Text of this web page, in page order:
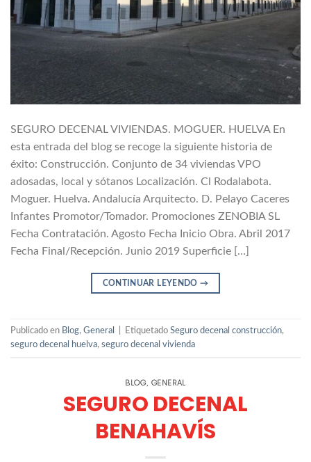
SEGURO DECENAL VIVIENDAS. MOGUER. HUELVA En
esta entrada del blog se recoge la siguiente historia de
éxito: Construcción. Conjunto de 34 viviendas VPO
adosadas, local y sótanos Localización. Cl Rodalabota.
Moguer. Huelva. Andalucía Arquitecto. D. Pelayo Caceres
Infantes Promotor/Tomador. Promociones ZENOBIA SL
Fecha Contratación. Agosto Fecha Inicio Obra. Abril 2017
Fecha Final/Recepción. Junio 2019 Superficie […]
CONTINUAR LEYENDO→
Publicado en Blog, General Etiquetado Seguro decenal construcción,
seguro decenal huelva, seguro decenal vivienda
BLOG, GENERAL
SEGURO DECENAL
BENAHAVÍS